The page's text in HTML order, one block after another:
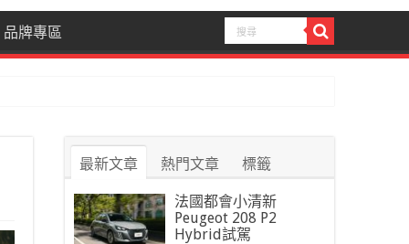
品牌專區
最新文章 熱門文章 標籤
法國都會小清新
Peugeot 208 P2
Hybrid試駕